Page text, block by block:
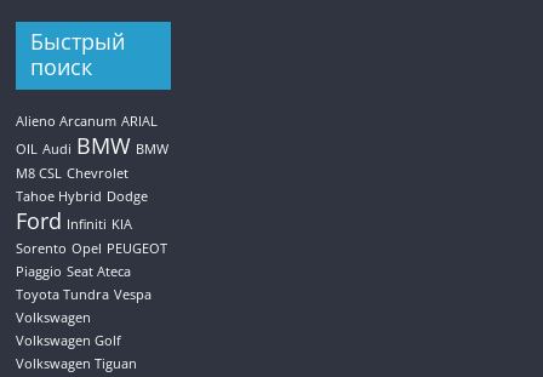
Быстрый
поиск
Alieno Arcanum ARIAL
OIL Audi BMW BMW
M8 CSL Chevrolet
Tahoe Hybrid Dodge
Ford Infiniti KIA
Sorento Opel PEUGEOT
Piaggio Seat Ateca
Toyota Tundra Vespa
Volkswagen
Volkswagen Golf
Volkswagen Tiguan